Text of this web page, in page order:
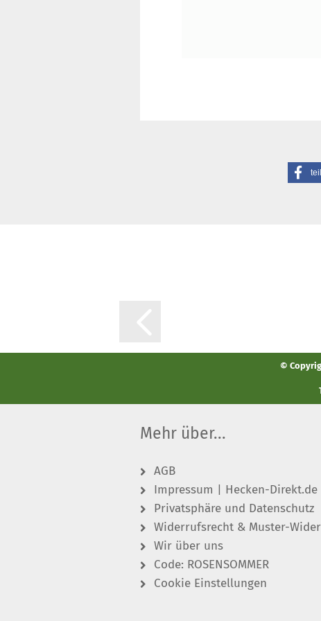
©
Mehr über...
AGB
Impressum | Hecken-Direkt.de
Privatsphäre und Datenschutz
Widerrufsrecht & Muster-
Wir über uns
Code: ROSENSOMMER
Cookie Einstellungen